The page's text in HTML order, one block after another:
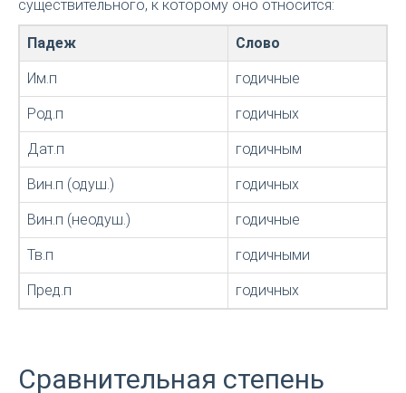
существительного, к которому оно относится:
Падеж Слово
Им.п годичные
Род.п годичных
Дат.п годичным
Вин.п (одуш.) годичных
Вин.п (неодуш.) годичные
Тв.п годичными
Пред.п годичных
Сравнительная степень